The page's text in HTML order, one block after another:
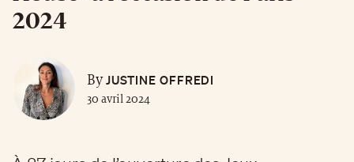
2024
ByJUSTINE OFFREDI
30 avril 2024